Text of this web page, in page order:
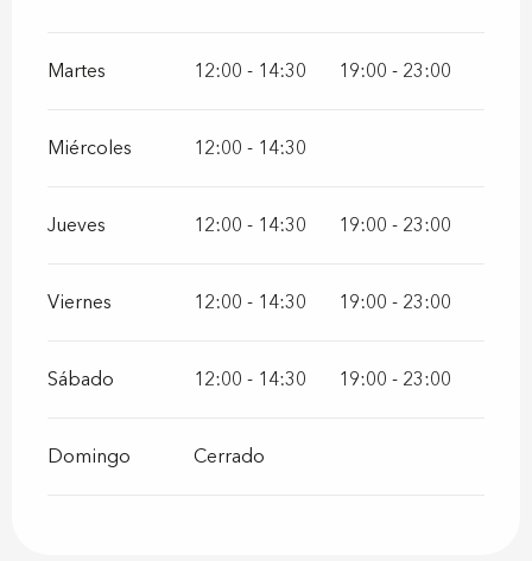
Martes 12:00 - 14:30 19:00 - 23:00
Miércoles 12:00 - 14:30
Jueves 12:00 - 14:30 19:00 - 23:00
Viernes 12:00 - 14:30 19:00 - 23:00
Sábado 12:00 - 14:30 19:00 - 23:00
Domingo Cerrado